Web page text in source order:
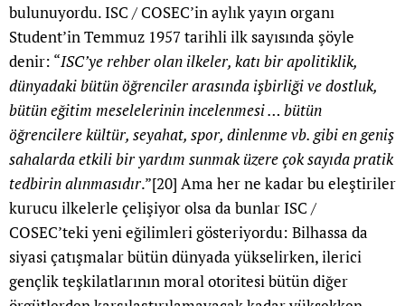
bulunuyordu. ISC / COSEC’in aylık yayın organı
Student’in Temmuz 1957 tarihli ilk sayısında şöyle
denir: “ISC’ye rehber olan ilkeler, katı bir apolitiklik,
dünyadaki bütün öğrenciler arasında işbirliği ve dostluk,
bütün eğitim meselelerinin incelenmesi … bütün
öğrencilere kültür, seyahat, spor, dinlenme vb. gibi en geniş
sahalarda etkili bir yardım sunmak üzere çok sayıda pratik
tedbirin alınmasıdır.”[20] Ama her ne kadar bu eleştiriler
kurucu ilkelerle çelişiyor olsa da bunlar ISC /
COSEC’teki yeni eğilimleri gösteriyordu: Bilhassa da
siyasi çatışmalar bütün dünyada yükselirken, ilerici
gençlik teşkilatlarının moral otoritesi bütün diğer